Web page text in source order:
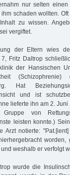
nur selten
schaden wollten.
zu wissen.
vergiftet.
der Eltern wies
7, Fritz Daltrop
der Hansischen
Hat
und ist
lieferte ihn am 2.
Gruppe von
leisten konnte.)
Arzt notierte:
weshalb er verfolgt
wurde die